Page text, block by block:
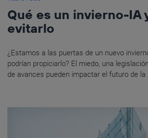
Qué es un invierno-IA
evitarlo
¿Estamos a las puertas de un nuevo
podrían propiciarlo? El miedo, una
de avances pueden impactar el futuro de la